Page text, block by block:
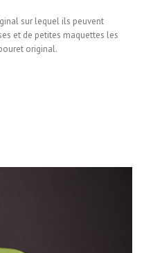
sur lequel ils peuvent
et de petites maquettes les
original.